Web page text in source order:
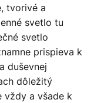
tvorivé a
svetlo tu
svetlo
prispieva k
duševnej
dôležitý
vždy a všade k